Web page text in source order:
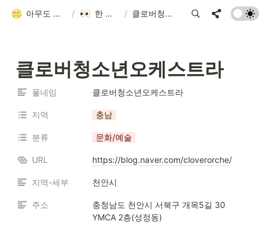
아무도 안 알려줘서 만든 청소년 네트워크 가이드 / 한 눈에 모아보기 / 클로버청소년오케스트라
클로버청소년오케스트라
풀네임 클로버청소년오케스트라
지역 충남
분류 문화/예술
URL https://blog.naver.com/cloverorche/
지역-세부 천안시
주소
충청남도 천안시 서북구 개목5길 30
YMCA 2층(성정동)